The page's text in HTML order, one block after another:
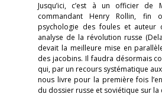
Jusqu’ici, c’est à un officier de
commandant Henry Rollin, fin
psychologie des foules et auteur
analyse de la révolution russe
devait la meilleure mise en
des jacobins. Il faudra désormais
qui, par un recours systématique
nous livre pour la première fois
du dossier russe et soviétique sur la